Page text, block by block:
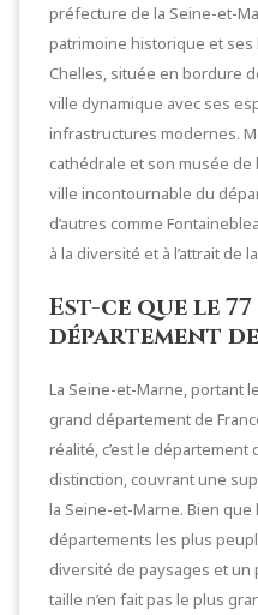
préfecture de la Seine-et-
patrimoine historique et ses
Chelles, située en bordure
ville dynamique avec ses
infrastructures modernes.
cathédrale et son musée
ville incontournable du
d’autres comme
à la diversité et à l’attrait de
Est-ce que le
département
La Seine-et-Marne, portant
grand département de
réalité, c’est le
distinction, couvrant une
la Seine-et-Marne. Bien que
départements les plus
diversité de paysages et un
taille n’en fait pas le plus